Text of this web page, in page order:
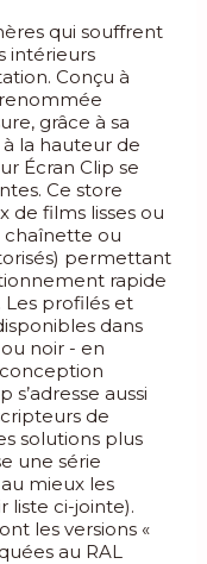
qui souffrent
intérieurs
Conçu à
grâce à sa
la hauteur de
Écran Clip se
Ce store
de films lisses ou
chaînette ou
permettant
rapide
Les profilés et
dans
noir - en
s’adresse aussi
de
solutions plus
une série
mieux les
liste ci-jointe).
les versions «
au RAL